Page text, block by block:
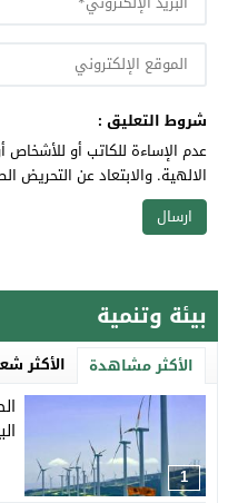
شروط التعليق :
عدم الإساءة للكاتب أو للأشخاص
الالهية. والابتعاد عن التحريض
بيئة وتنمية
الأكثر مشاهدة الأكثر
1